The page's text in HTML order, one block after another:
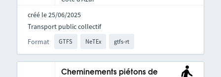
créé le 25/06/2025
Format GTFS NeTEx gtfs-rt
Transport public collectif
Cheminements piétons de